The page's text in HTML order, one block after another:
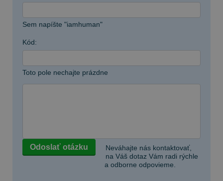
Sem napíšte "iamhuman"
Kód:
Toto pole nechajte prázdne
Neváhajte nás kontaktovať,
na Váš dotaz Vám radi rýchle
a odborne odpovieme.